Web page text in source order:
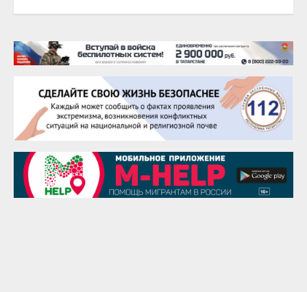
22 августа
25 августа
Сэсэгма Бубеева
28 августа
Чингиз Мустафаев
29 августа
Надежда Рослова
1 сентября
Гали Хасанов